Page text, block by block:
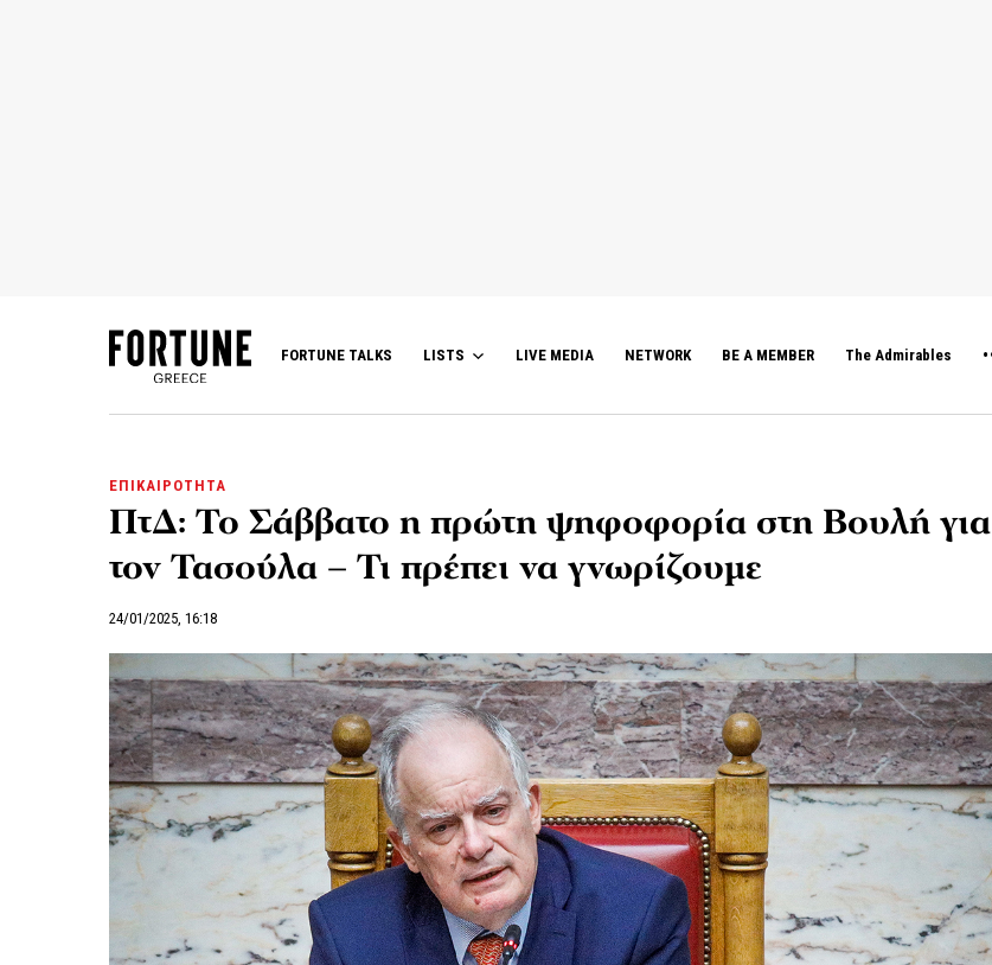
FORTUNE TALKS LISTS LIVE MEDIA NETWORK BE A MEMBER The Admirables
ΕΠΙΚΑΙΡΟΤΗΤΑ
ΠτΔ: Το Σάββατο η πρώτη ψηφοφορία στη Βουλή για
τον Τασούλα – Τι πρέπει να γνωρίζουμε
24/01/2025, 16:18